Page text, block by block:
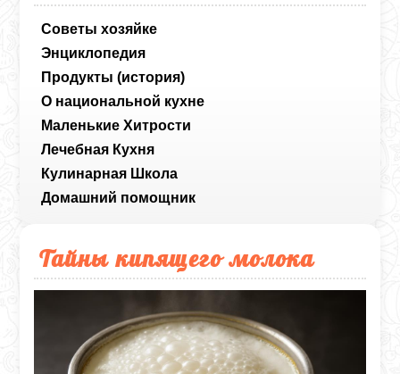
Советы хозяйке
Энциклопедия
Продукты (история)
О национальной кухне
Маленькие Хитрости
Лечебная Кухня
Кулинарная Школа
Домашний помощник
Тайны кипящего молока